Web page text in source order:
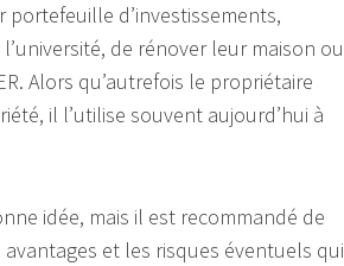
d’investissements,
de rénover leur maison ou
Alors qu’autrefois le propriétaire
il l’utilise souvent aujourd’hui à
idée, mais il est recommandé de
et les risques éventuels qui